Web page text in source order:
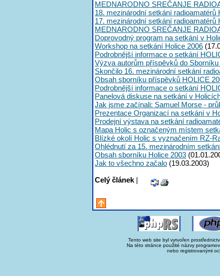
MEDNARODNO SREČANJE
18. mezinárodní setkání radioamatérů
17. mezinárodní setkání radioamatérů
MEDNARODNO SREČANJE
Doprovodný program na setkání v
Workshop na setkání Holice 2006
Podrobnější informace o setkání
Výzva autorům příspěvků do
Skončilo 16. mezinárodní setkání
Obsah sborníku příspěvků HOLICE
Podrobnější informace o setkání
Panelová diskuse na setkání v
Jak jsme začínali: Samuel Morse -
Prezentace Organizací na setkání v
Prodejní výstava na setkání
Mapa Holic s označeným místem
Blízké okolí Holic s vyznačením RZ-
Ohlédnutí za 15. mezinárodním
Obsah sborníku Holice 2003
Jak to všechno začalo (19.03.2003)
Celý článek |
Tento web site byl vytvořen
Na této stránce použité názvy
nebo registrovanými